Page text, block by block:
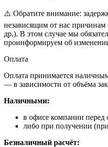
⚠️ Обратите внимание:
независящим от нас причинам
др.). В этом случае мы
проинформируем об
Оплата
Оплата принимается
— в зависимости от объёма
Наличными:
в офисе компании перед
либо при получении
Безналичный расчёт: